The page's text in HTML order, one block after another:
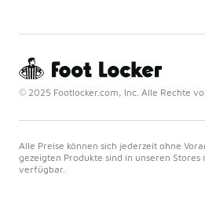
© 2025 Footlocker.com, Inc. Alle Rechte
Alle Preise können sich jederzeit ohne
gezeigten Produkte sind in unseren
verfügbar.